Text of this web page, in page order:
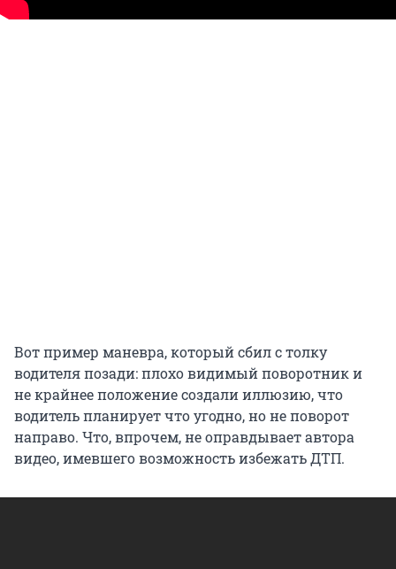
Вот пример маневра, который сбил с толку
водителя позади: плохо видимый поворотник и
не крайнее положение создали иллюзию, что
водитель планирует что угодно, но не поворот
направо. Что, впрочем, не оправдывает автора
видео, имевшего возможность избежать ДТП.